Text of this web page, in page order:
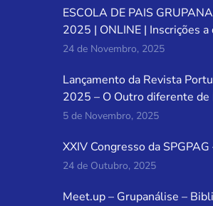
ESCOLA DE PAIS
2025 | ONLINE | Inscrições
24 de Novembro, 2025
Lançamento da Revista
2025 – O Outro diferente de
5 de Novembro, 2025
XXIV Congresso da
24 de Outubro, 2025
Meet.up – Grupanálise –